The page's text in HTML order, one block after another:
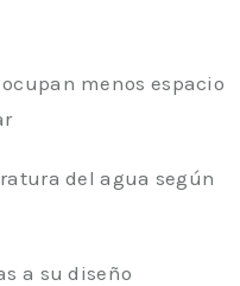
menos espacio
del agua según
a su diseño